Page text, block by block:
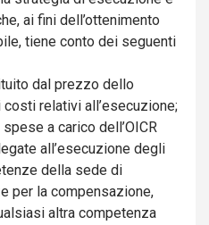
ai fini dell’ottenimento
tiene conto dei seguenti
dal prezzo dello
relativi all’esecuzione;
a carico dell’OICR
all’esecuzione degli
della sede di
per la compensazione,
altra competenza